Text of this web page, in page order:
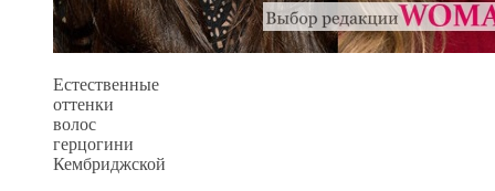
Естественные
оттенки
волос
герцогини
Кембриджской